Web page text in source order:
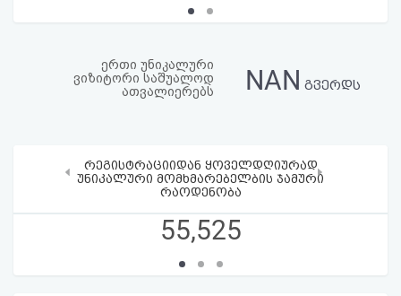
ერთი უნიკალური
ვიზიტორი საშუალოდ
ათვალიერებს
NAN გვერდს
რეგისტრაციიდან ყოველდღიურად
უნიკალური მომხმარებელბის ჯამური
რაოდენობა
55,525
‹ ›